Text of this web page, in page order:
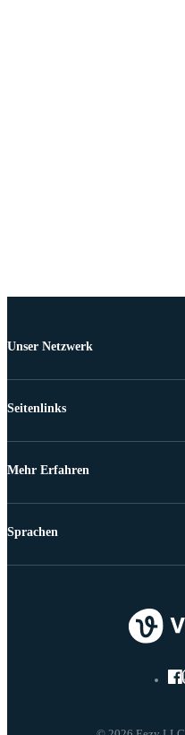
Unser Netzwerk
Seitenlinks
Mehr Erfahren
Sprachen